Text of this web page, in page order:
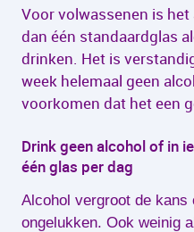
Voor volwassenen is
dan één standaardglas
drinken. Het is
week helemaal geen
voorkomen dat het een
Drink geen alcohol of in
één glas per dag
Alcohol vergroot de kans
ongelukken. Ook weinig